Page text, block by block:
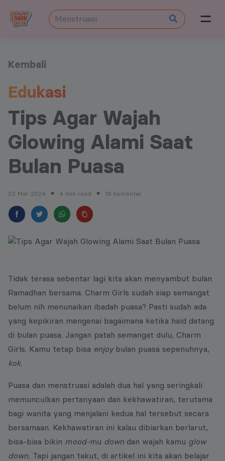
Kembali
Edukasi
Tips Agar Wajah
Glowing Alami Saat
Bulan Puasa
23 Mar 2024 ● 4 min read ● 18 komentar
Tidak terasa sebentar lagi kita akan menyambut bulan
Ramadhan bersama. Charm Girls sudah siap semangat
belum nih menunaikan ibadah puasa? Pasti sudah ada
yang kepikiran mengenai bagaimana ketika haid datang
di bulan puasa. Jangan patah semangat dulu, Charm
Girls. Kamu tetap bisa enjoy bulan puasa sepenuhnya,
kok.
Puasa dan menstruasi adalah dua hal yang seringkali
memunculkan pertanyaan dan kekhawatiran, terutama
bagi wanita yang menjalani kedua hal tersebut secara
bersamaan. Kekhawatiran ini kalau dibiarkan berlarut,
bisa-bisa bikin mood-mu down dan wajah kamu glow
down. Tapi jangan takut, di artikel ini kita akan belajar